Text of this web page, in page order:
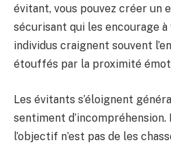
évitant, vous pouvez créer un
sécurisant qui les encourage à
individus craignent souvent
étouffés par la proximité
Les évitants s’éloignent
sentiment d’incompréhension.
l’objectif n’est pas de les